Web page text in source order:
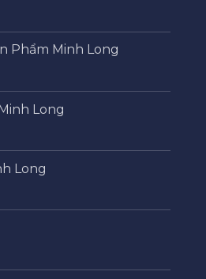
Phẩm Minh Long
Long
Long